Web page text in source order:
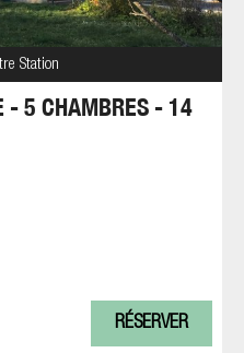
Station
- 5 CHAMBRES - 14
RÉSERVER